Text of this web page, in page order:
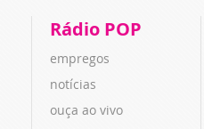
Rádio POP
empregos
notícias
ouça ao vivo